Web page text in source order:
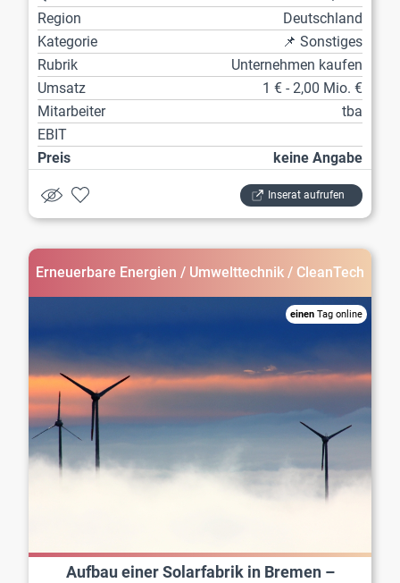
Region
Deutschland
Kategorie
📌 Sonstiges
Rubrik
Unternehmen kaufen
Umsatz
1 € - 2,00 Mio. €
Mitarbeiter
tba
EBIT
Preis
keine Angabe
Inserat aufrufen
Erneuerbare Energien / Umwelttechnik / CleanTech
einen Tag online
Aufbau einer Solarfabrik in Bremen –